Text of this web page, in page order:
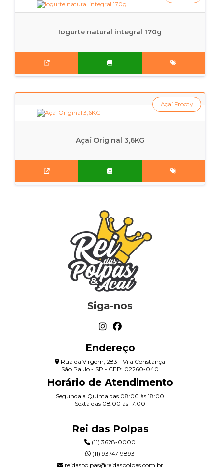
Iogurte natural integral 170g
Açaí Original 3,6KG
Açaí Frooty
Siga-nos
Endereço
Rua da Virgem, 283 - Vila Constança
São Paulo - SP - CEP: 02260-040
Horário de Atendimento
Segunda a Quinta das 08:00 às 18:00
Sexta das 08:00 às 17:00
Rei das Polpas
(11) 3628-0000
(11) 93747-9893
reidaspolpas@reidaspolpas.com.br